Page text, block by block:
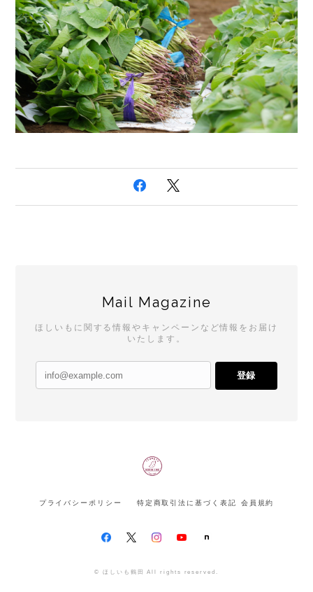
Mail Magazine
ほしいもに関する情報やキャンペーンなど情報をお届け
いたします。
登録
プライバシーポリシー 特定商取引法に基づく表記 会員規約
© ほしいも鶴田 All rights reserved.